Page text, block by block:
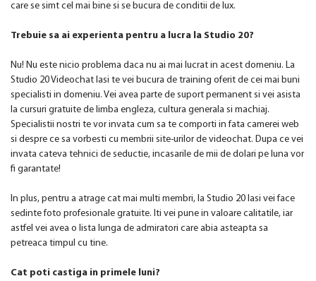
care se simt cel mai bine si se bucura de conditii de lux.
Trebuie sa ai experienta pentru a lucra la Studio 20?
Nu! Nu este nicio problema daca nu ai mai lucrat in acest domeniu. La
Studio 20 Videochat Iasi te vei bucura de training oferit de cei mai buni
specialisti in domeniu. Vei avea parte de suport permanent si vei asista
la cursuri gratuite de limba engleza, cultura generala si machiaj.
Specialistii nostri te vor invata cum sa te comporti in fata camerei web
si despre ce sa vorbesti cu membrii site-urilor de videochat. Dupa ce vei
invata cateva tehnici de seductie, incasarile de mii de dolari pe luna vor
fi garantate!
In plus, pentru a atrage cat mai multi membri, la Studio 20 Iasi vei face
sedinte foto profesionale gratuite. Iti vei pune in valoare calitatile, iar
astfel vei avea o lista lunga de admiratori care abia asteapta sa
petreaca timpul cu tine.
Cat poti castiga in primele luni?